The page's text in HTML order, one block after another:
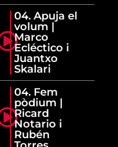
04. Apuja el
volum |
Marco
Ecléctico i
Juantxo
Skalari
04. Fem
pòdium |
Ricard
Notario i
Rubén